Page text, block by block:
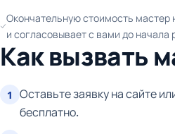
Окончательную стоимость мастер
и согласовывает с вами до начала
Как вызвать
1
Оставьте заявку на сайте
бесплатно.